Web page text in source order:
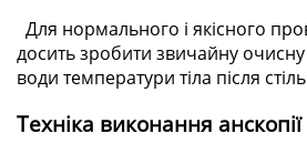
Для нормального і якісного
досить зробити звичайну очисну
води температури тіла після
Техніка виконання анскопії